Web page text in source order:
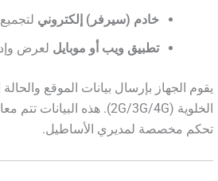
خادم (سيرفر) إلكتروني
تطبيق ويب أو موبايل لعرض
يقوم الجهاز بإرسال بيانات الموقع
تحكم مخصصة لمديري الأساطيل.